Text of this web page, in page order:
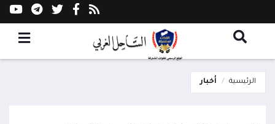
الرئيسية أخبار